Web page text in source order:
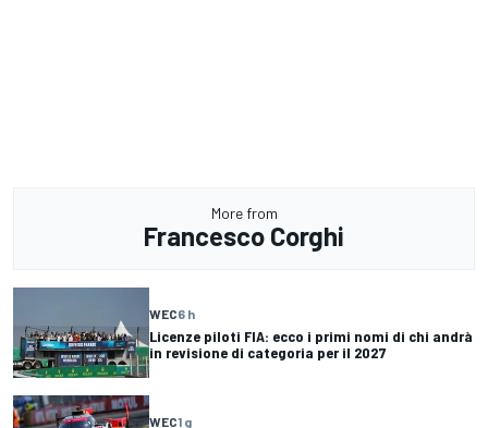
More from
Francesco Corghi
WEC6 h
Licenze piloti FIA: ecco i primi nomi di chi andrà
in revisione di categoria per il 2027
WEC1 g